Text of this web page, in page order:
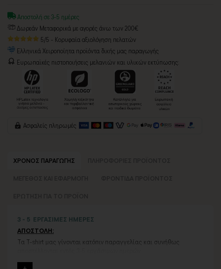
Αποστολή σε 3-5 ημέρες
Δωρεάν Μεταφορικά με αγορές άνω των 200€
5/5 - Κορυφαία αξιολόγηση πελατών
Ελληνικά Χειροποίητα προϊόντα δικής μας παραγωγής
Ευρωπαϊκές πιστοποιήσεις μελανιών και υλικών εκτύπωσης:
Ασφαλείς πληρωμές
ΧΡΟΝΟΣ ΠΑΡΑΓΩΓΗΣ
3 - 5 ΕΡΓΑΣΙΜΕΣ ΗΜΕΡΕΣ
ΑΠΟΣΤΟΛΗ:
Τα T-shirt μας γίνονται κατόπιν παραγγελίας και συνήθως
Εάν η αποστολή πραγματοποιείται κατά τη διάρκεια μεγάλων